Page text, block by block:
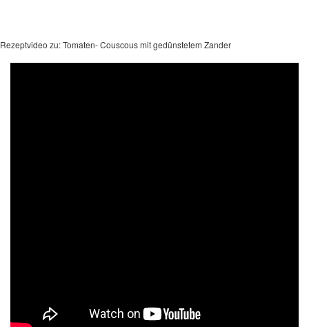
Rezeptvideo zu: Tomaten- Couscous mit gedünstetem Zander